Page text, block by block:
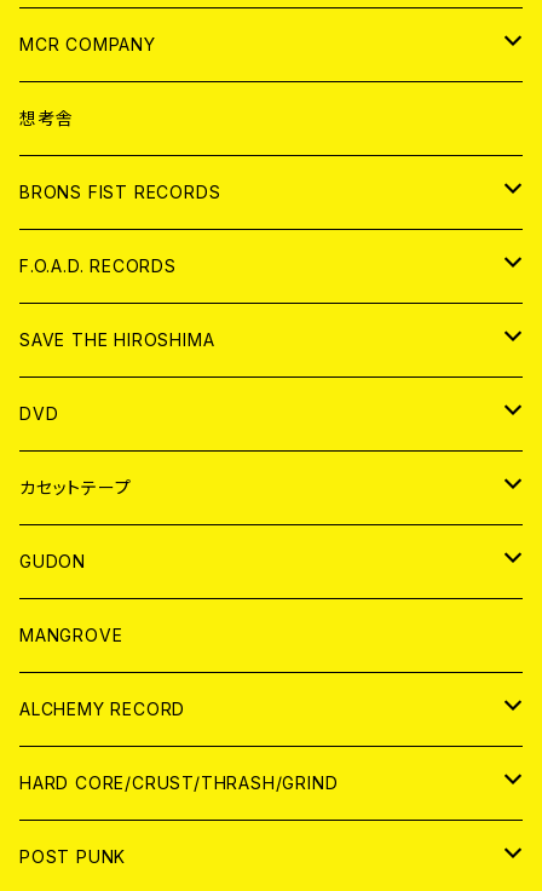
ANALOG
CD
ANALOG
MCR COMPANY
CD
アパレル
ANALOG
想考舎
BRONS FIST RECORDS
CD
ANALOG
F.O.A.D. RECORDS
CD
ANALOG
SAVE THE HIROSHIMA
アパレル
BADGE
DVD
JAPAN
WORLD
カセットテープ
JAPAN
WORLD
GUDON
アパレル
PATCH
アナログ
DIGITAL CONTENTS
MANGROVE
ALCHEMY RECORD
CD
ANALOG
HARD CORE/CRUST/THRASH/GRIND
JAPAN
POST PUNK